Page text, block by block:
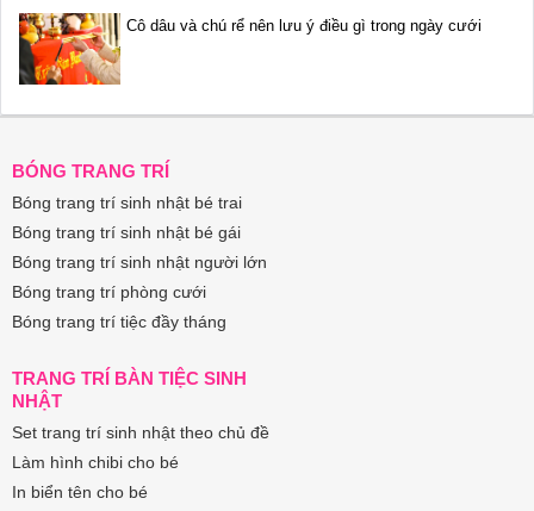
Cô dâu và chú rể nên lưu ý điều gì trong ngày cưới
BÓNG TRANG TRÍ
Bóng trang trí sinh nhật bé trai
Bóng trang trí sinh nhật bé gái
Bóng trang trí sinh nhật người lớn
Bóng trang trí phòng cưới
Bóng trang trí tiệc đầy tháng
TRANG TRÍ BÀN TIỆC SINH
NHẬT
Set trang trí sinh nhật theo chủ đề
Làm hình chibi cho bé
In biển tên cho bé